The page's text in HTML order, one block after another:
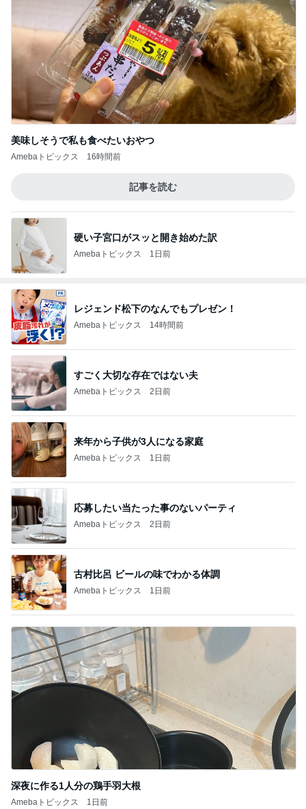
美味しそうで私も食べたいおやつ
Amebaトピックス 16時間前
記事を読む
硬い子宮口がスッと開き始めた訳
Amebaトピックス 1日前
レジェンド松下のなんでもプレゼン！
Amebaトピックス 14時間前
すごく大切な存在ではない夫
Amebaトピックス 2日前
来年から子供が3人になる家庭
Amebaトピックス 1日前
応募したい当たった事のないパーティ
Amebaトピックス 2日前
古村比呂 ビールの味でわかる体調
Amebaトピックス 1日前
深夜に作る1人分の鶏手羽大根
Amebaトピックス 1日前